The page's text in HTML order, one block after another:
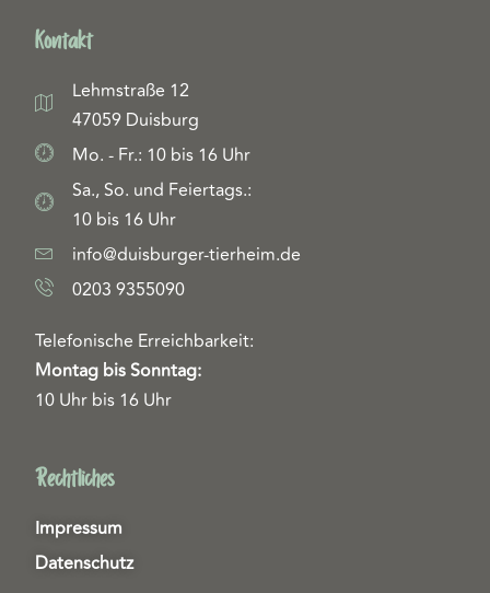
Kontakt
Lehmstraße 12
47059 Duisburg
Mo. - Fr.: 10 bis 16 Uhr
Sa., So. und Feiertags.:
10 bis 16 Uhr
info@duisburger-tierheim.de
0203 9355090
Telefonische Erreichbarkeit:
Montag bis Sonntag:
10 Uhr bis 16 Uhr
Rechtliches
Impressum
Datenschutz